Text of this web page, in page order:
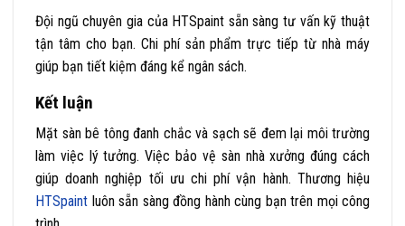
Đội ngũ chuyên gia của HTSpaint sẵn sàng tư vấn kỹ thuật
tận tâm cho bạn. Chi phí sản phẩm trực tiếp từ nhà máy
giúp bạn tiết kiệm đáng kể ngân sách.
Kết luận
Mặt sàn bê tông đanh chắc và sạch sẽ đem lại môi trường
làm việc lý tưởng. Việc bảo vệ sàn nhà xưởng đúng cách
giúp doanh nghiệp tối ưu chi phí vận hành. Thương hiệu
HTSpaint luôn sẵn sàng đồng hành cùng bạn trên mọi công